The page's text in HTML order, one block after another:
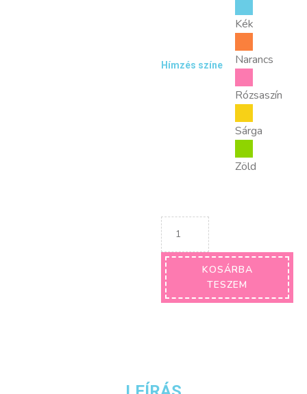
Hímzés színe
Kék
Narancs
Rózsaszín
Sárga
Zöld
KOSÁRBA
TESZEM